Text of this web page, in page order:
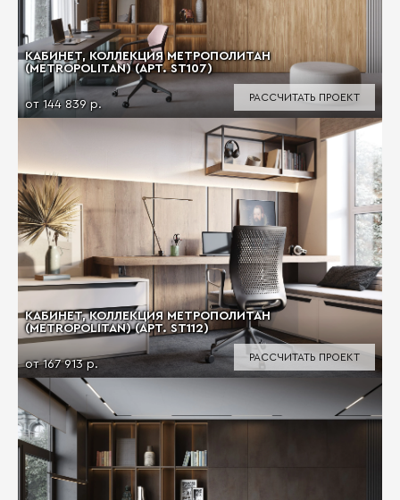
КАБИНЕТ, КОЛЛЕКЦИЯ МЕТРОПОЛИТАН
(METROPOLITAN) (АРТ. ST107)
от 144 839 р.
РАССЧИТАТЬ ПРОЕКТ
КАБИНЕТ, КОЛЛЕКЦИЯ МЕТРОПОЛИТАН
(METROPOLITAN) (АРТ. ST112)
от 167 913 р.
РАССЧИТАТЬ ПРОЕКТ